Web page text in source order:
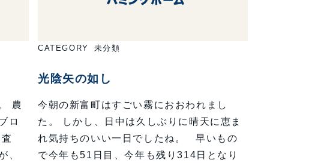
農
ロ
、
CATEGORY 未分類
光陰矢の如し
今朝の新富町はすごい霧におおわれまし
た。 しかし、日中は久しぶりに晴天に恵ま
れ気持ちのいい一日でしたね。 早いもの
で今年も51日目、今年も残り314日となり